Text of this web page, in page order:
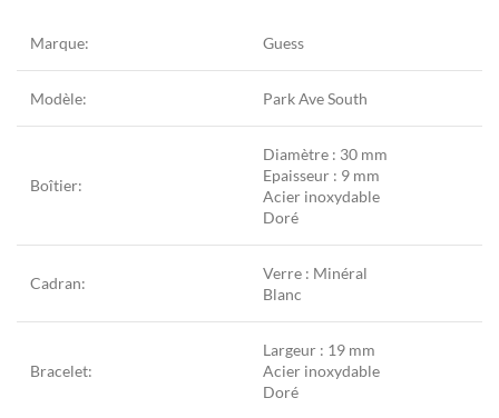
Marque: Guess
Modèle: Park Ave South
Boîtier:
Diamètre : 30 mm
Epaisseur : 9 mm
Acier inoxydable
Doré
Cadran:
Verre : Minéral
Blanc
Bracelet:
Largeur : 19 mm
Acier inoxydable
Doré